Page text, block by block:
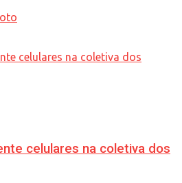
celulares na coletiva dos